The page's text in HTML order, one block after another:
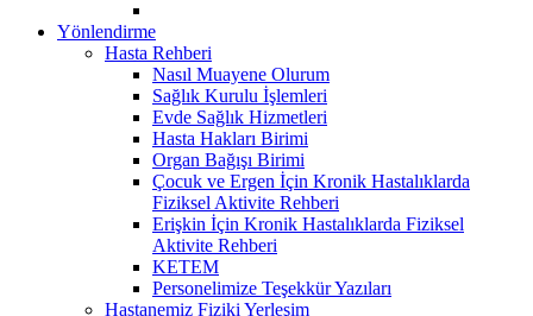
Yönlendirme
Hasta Rehberi
Nasıl Muayene Olurum
Sağlık Kurulu İşlemleri
Evde Sağlık Hizmetleri
Hasta Hakları Birimi
Organ Bağışı Birimi
Çocuk ve Ergen İçin Kronik Hastalıklarda
Fiziksel Aktivite Rehberi
Erişkin İçin Kronik Hastalıklarda Fiziksel
Aktivite Rehberi
KETEM
Personelimize Teşekkür Yazıları
Hastanemiz Fiziki Yerleşim